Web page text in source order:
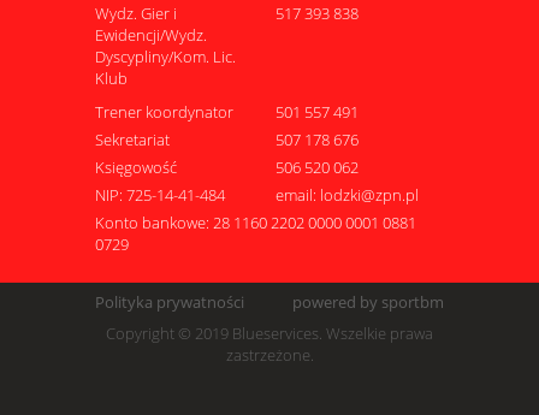
Wydz. Gier i
Ewidencji/Wydz.
Dyscypliny/Kom. Lic.
Klub
517 393 838
Trener koordynator
501 557 491
Sekretariat
507 178 676
Księgowość
506 520 062
NIP: 725-14-41-484
email: lodzki@zpn.pl
Konto bankowe: 28 1160 2202 0000 0001 0881
0729
Polityka prywatności
powered by sportbm
Copyright © 2019 Blueservices. Wszelkie prawa
zastrzeżone.